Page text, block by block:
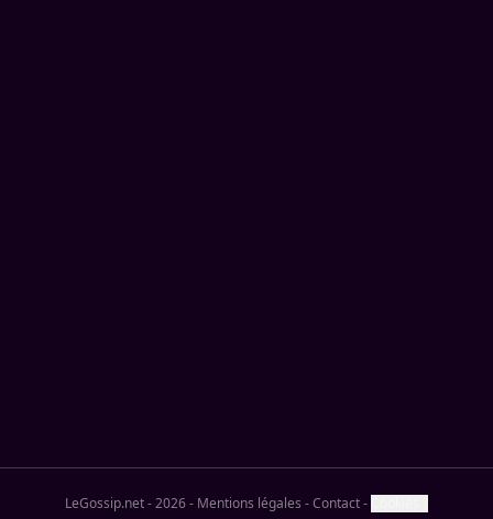
LeGossip.net - 2026- Mentions légales -Contact-